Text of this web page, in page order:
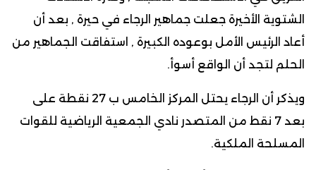
الشتوية الأخيرة جعلت جماهير الرجاء في حيرة , بعد أن
أعاد الرئيس الأمل بوعوده الكبيرة , استفاقت الجماهير من
الحلم لتجد أن الواقع أسوأ.
ويذكر أن الرجاء يحتل المركز الخامس ب 27 نقطة على
بعد 7 نقط من المتصدر نادي الجمعية الرياضية للقوات
المسلحة الملكية.